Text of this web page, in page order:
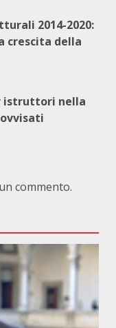
2014-2020:
crescita della
istruttori nella
commento.